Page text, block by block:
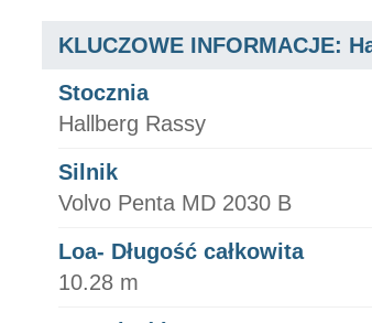
KLUCZOWE INFORMACJE:
Stocznia
Hallberg Rassy
Silnik
Volvo Penta MD 2030 B
Loa- Długość całkowita
10.28 m